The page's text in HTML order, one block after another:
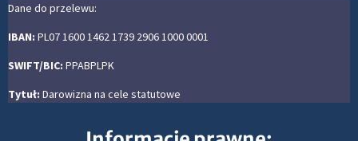
Dane do przelewu:
IBAN: PL07 1600 1462 1739 2906 1000 0001
SWIFT/BIC: PPABPLPK
Tytuł: Darowizna na cele statutowe